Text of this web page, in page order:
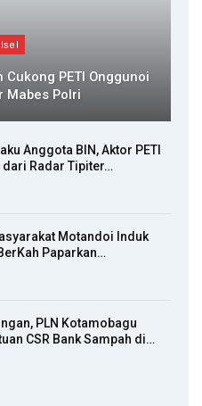
Cukong PETI Onggunoi
Mabes Polri
Anggota BIN, Aktor PETI
dari Radar Tipiter…
Motandoi Induk
Paparkan…
PLN Kotamobagu
CSR Bank Sampah di…